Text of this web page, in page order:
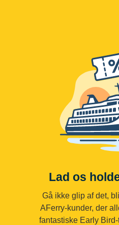
Lad os
Gå ikke glip af det,
AFerry-kunder, der
fantastiske Early